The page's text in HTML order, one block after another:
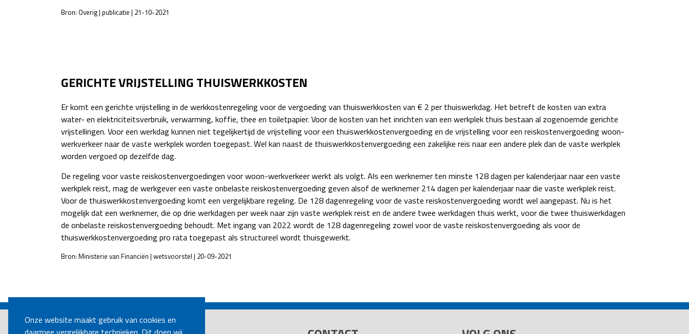
Onze website maakt gebruik van cookies en
Bron: Overig | publicatie | 21-10-2021
GERICHTE VRIJSTELLING THUISWERKKOSTEN
Er komt een gerichte vrijstelling in de werkkostenregeling voor de vergoeding van thuiswerkkosten van € 2 per thuiswerkdag. Het betreft de kosten van extra
water- en elektriciteitsverbruik, verwarming, koffie, thee en toiletpapier. Voor de kosten van het inrichten van een werkplek thuis bestaan al zogenoemde gerichte
vrijstellingen. Voor een werkdag kunnen niet tegelijkertijd de vrijstelling voor een thuiswerkkostenvergoeding en de vrijstelling voor een reiskostenvergoeding woon-
werkverkeer naar de vaste werkplek worden toegepast. Wel kan naast de thuiswerkkostenvergoeding een zakelijke reis naar een andere plek dan de vaste werkplek
worden vergoed op dezelfde dag.
De regeling voor vaste reiskostenvergoedingen voor woon-werkverkeer werkt als volgt. Als een werknemer ten minste 128 dagen per kalenderjaar naar een vaste
werkplek reist, mag de werkgever een vaste onbelaste reiskostenvergoeding geven alsof de werknemer 214 dagen per kalenderjaar naar die vaste werkplek reist.
Voor de thuiswerkkostenvergoeding komt een vergelijkbare regeling. De 128 dagenregeling voor de vaste reiskostenvergoeding wordt wel aangepast. Nu is het
mogelijk dat een werknemer, die op drie werkdagen per week naar zijn vaste werkplek reist en de andere twee werkdagen thuis werkt, voor die twee thuiswerkdagen
de onbelaste reiskostenvergoeding behoudt. Met ingang van 2022 wordt de 128 dagenregeling zowel voor de vaste reiskostenvergoeding als voor de
thuiswerkkostenvergoeding pro rata toegepast als structureel wordt thuisgewerkt.
Bron: Ministerie van Financiën | wetsvoorstel | 20-09-2021
NAVIGATION